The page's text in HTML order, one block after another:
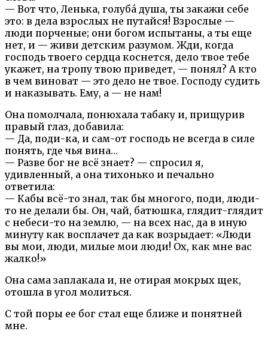
— Вот что, Ленька, голуба́ душа, ты закажи себе
это: в дела взрослых не путайся! Взрослые —
люди порченые; они богом испытаны, а ты еще
нет, и — живи детским разумом. Жди, когда
господь твоего сердца коснется, дело твое тебе
укажет, на тропу твою приведет, — понял? А кто
в чем виноват — это дело не твое. Господу судить
и наказывать. Ему, а — не нам!
Она помолчала, понюхала табаку и, прищурив
правый глаз, добавила:
— Да, поди-ка, и сам-от господь не всегда в силе
понять, где чья вина…
— Разве бог не всё знает? — спросил я,
удивленный, а она тихонько и печально
ответила:
— Кабы всё-то знал, так бы многого, поди, люди-
то не делали бы. Он, чай, батюшка, глядит-глядит
с небеси-то на землю, — на всех нас, да в иную
минуту как восплачет да как возрыдает: «Люди
вы мои, люди, милые мои люди! Ох, как мне вас
жалко!»
Она сама заплакала и, не отирая мокрых щек,
отошла в угол молиться.
С той поры ее бог стал еще ближе и понятней
мне.